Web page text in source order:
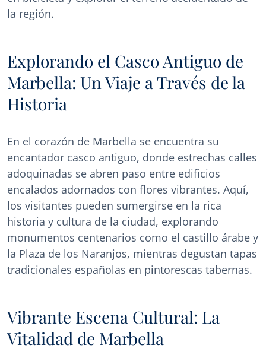
la región.
Explorando el Casco Antiguo de
Marbella: Un Viaje a Través de la
Historia
En el corazón de Marbella se encuentra su
encantador casco antiguo, donde estrechas calles
adoquinadas se abren paso entre edificios
encalados adornados con flores vibrantes. Aquí,
los visitantes pueden sumergirse en la rica
historia y cultura de la ciudad, explorando
monumentos centenarios como el castillo árabe y
la Plaza de los Naranjos, mientras degustan tapas
tradicionales españolas en pintorescas tabernas.
Vibrante Escena Cultural: La
Vitalidad de Marbella